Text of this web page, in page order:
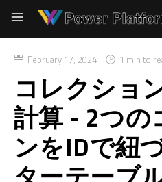
February 17, 2024 1 min to
コレクショ
計算 - 2つの
ンをIDで紐